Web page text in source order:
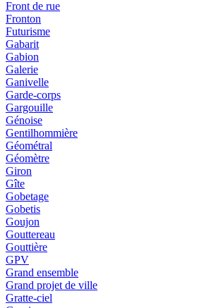
Front de rue
Fronton
Futurisme
Gabarit
Gabion
Galerie
Ganivelle
Garde-corps
Gargouille
Génoise
Gentilhommière
Géométral
Géomètre
Giron
Gîte
Gobetage
Gobetis
Goujon
Gouttereau
Gouttière
GPV
Grand ensemble
Grand projet de ville
Gratte-ciel